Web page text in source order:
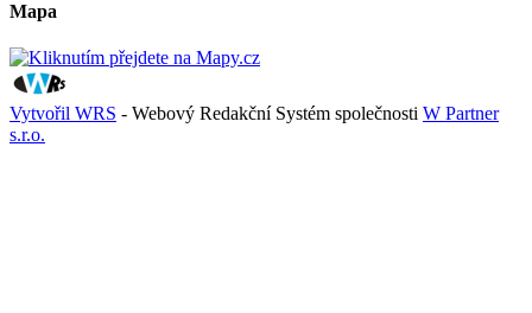
Mapa
Vytvořil WRS - Webový Redakční Systém společnosti W Partner
s.r.o.